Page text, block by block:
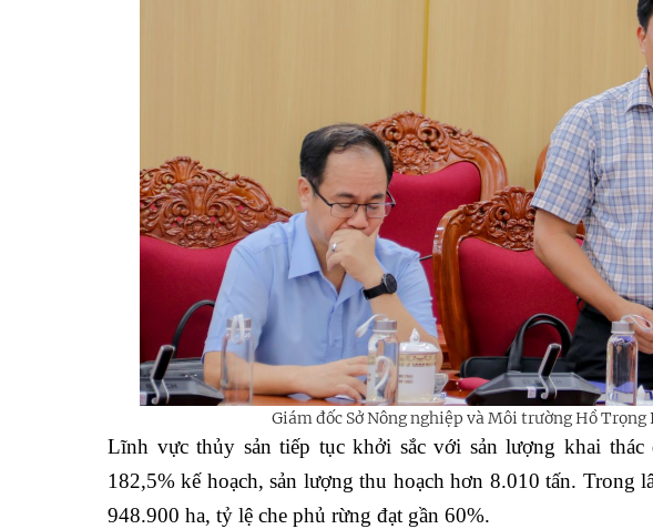
Giám đốc Sở Nông nghiệp và Môi trường Hồ
Lĩnh vực thủy sản tiếp tục khởi sắc với sản lượng khai
182,5% kế hoạch, sản lượng thu hoạch hơn 8.010 tấn. Trong
948.900 ha, tỷ lệ che phủ rừng đạt gần 60%.